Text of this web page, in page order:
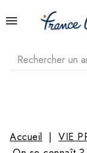
Accueil VIE